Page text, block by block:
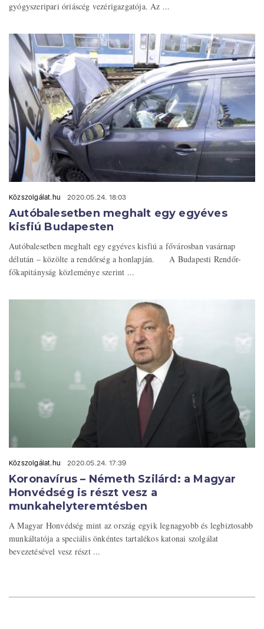
gyógyszeripari óriáscég vezérigazgatója. Az ...
Közszolgálat.hu 2020.05.24. 18:03
Autóbalesetben meghalt egy egyéves
kisfiú Budapesten
Autóbalesetben meghalt egy egyéves kisfiú a fővárosban vasárnap
délután – közölte a rendőrség a honlapján. A Budapesti Rendőr-
főkapitányság közleménye szerint ...
Közszolgálat.hu 2020.05.24. 17:39
Koronavírus – Németh Szilárd: a Magyar
Honvédség is részt vesz a
munkahelyteremtésben
A Magyar Honvédség mint az ország egyik legnagyobb és legbiztosabb
munkáltatója a speciális önkéntes tartalékos katonai szolgálat
bevezetésével vesz részt ...